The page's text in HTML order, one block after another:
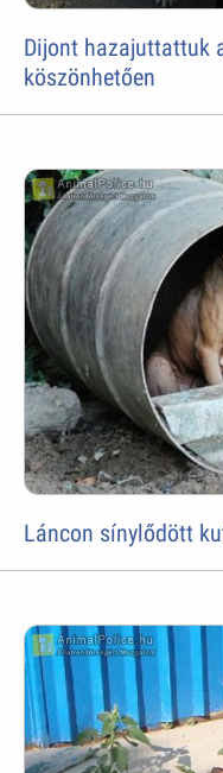
Dijont hazajuttattuk
köszönhetően
Láncon sínylődött